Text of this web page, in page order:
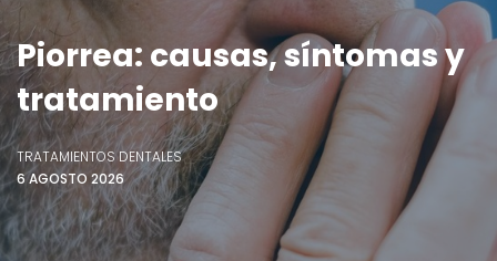
Piorrea: causas, síntomas y
tratamiento
TRATAMIENTOS DENTALES
6 AGOSTO 2026